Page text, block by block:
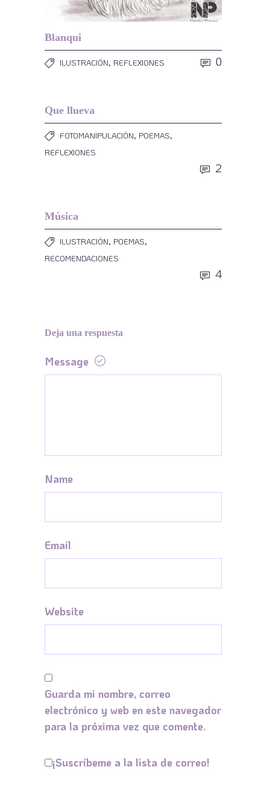
Blanqui
ILUSTRACIÓN, REFLEXIONES 0
Que llueva
FOTOMANIPULACIÓN, POEMAS,
REFLEXIONES
2
Música
ILUSTRACIÓN, POEMAS,
RECOMENDACIONES
4
Deja una respuesta
Message
Name
Email
Website
Guarda mi nombre, correo
electrónico y web en este navegador
para la próxima vez que comente.
¡Suscríbeme a la lista de correo!